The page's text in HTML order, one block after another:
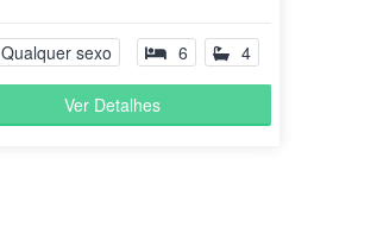
Qualquer sexo 6 4
Ver Detalhes